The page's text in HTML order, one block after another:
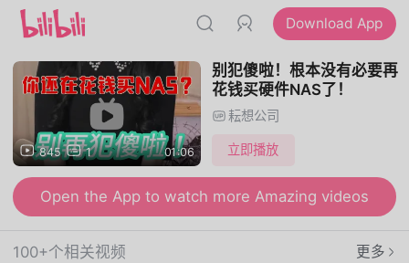
Download App
845 1 01:06
别犯傻啦！根本没有必要再
花钱买硬件NAS了！
耘想公司
立即播放
Open the App to watch more Amazing videos
100+个相关视频 更多